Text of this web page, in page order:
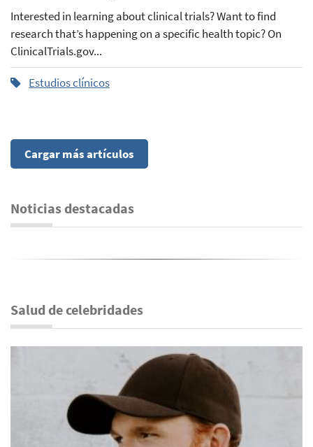
Interested in learning about clinical trials? Want to find
research that’s happening on a specific health topic? On
ClinicalTrials.gov...
Estudios clínicos
Cargar más artículos
Noticias destacadas
Salud de celebridades